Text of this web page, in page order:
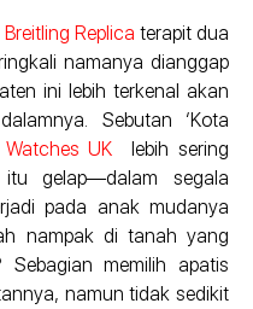
Breitling Replica terapit dua
namanya dianggap
ini lebih terkenal akan
Sebutan ‘Kota
UK lebih sering
itu gelap—dalam segala
pada anak mudanya
nampak di tanah yang
Sebagian memilih apatis
namun tidak sedikit